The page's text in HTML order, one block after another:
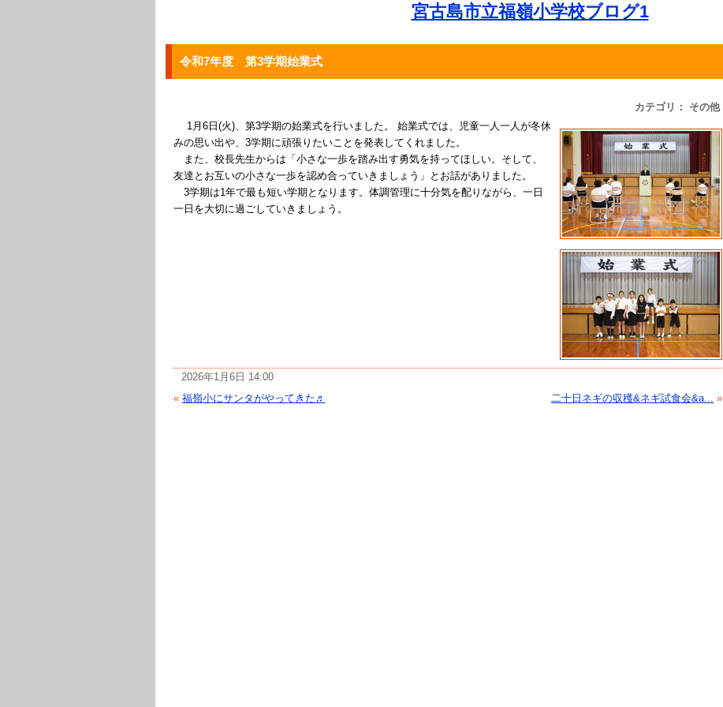
宮古島市立福嶺小学校ブログ1
令和7年度 第3学期始業式
カテゴリ： その他
1月6日(火)、第3学期の始業式を行いました。 始業式では、児童一人一人が冬休
みの思い出や、3学期に頑張りたいことを発表してくれました。
また、校長先生からは「小さな一歩を踏み出す勇気を持ってほしい。そして、
友達とお互いの小さな一歩を認め合っていきましょう」とお話がありました。
3学期は1年で最も短い学期となります。体調管理に十分気を配りながら、一日
一日を大切に過ごしていきましょう。
2026年1月6日 14:00
« 福嶺小にサンタがやってきた♬ 二十日ネギの収穫&ネギ試食会&a... »